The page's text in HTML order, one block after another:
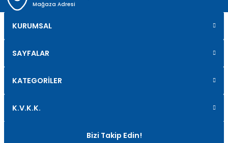
Mağaza Adresi
KURUMSAL
SAYFALAR
KATEGORİLER
K.V.K.K.
Bizi Takip Edin!